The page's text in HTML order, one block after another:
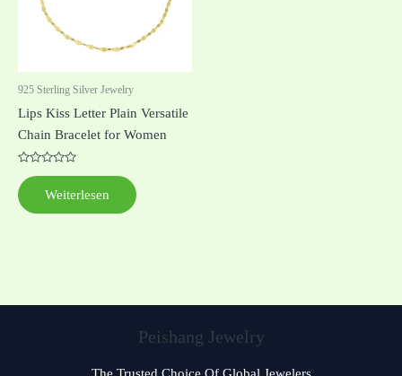
925 Sterling Silver Jewelry
Lips Kiss Letter Plain Versatile
Chain Bracelet for Women
Bewertet
mit
0
von
Weiterlesen
Peishang Jewelry
The Trusted Choice Of Global Jewelers